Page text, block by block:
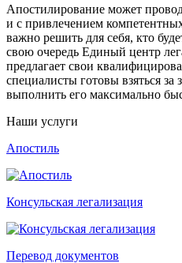
Апостилирование может
и с привлечением
важно решить для себя, кто
свою очередь Единый центр
предлагает свои
специалисты готовы взяться
выполнить его максимально
Наши услуги
Апостиль
Консульская легализация
Перевод документов